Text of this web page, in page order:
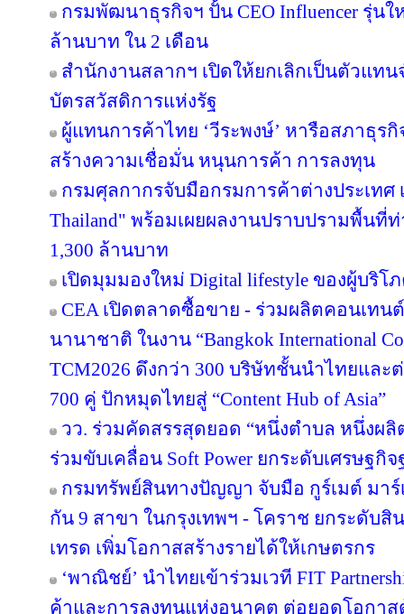
กรมพัฒนาธุรกิจฯ ปั้น CEO Influencer รุ่น
ล้านบาท ใน 2 เดือน
สำนักงานสลากฯ เปิดให้ยกเลิกเป็นตัวแทน
บัตรสวัสดิการแห่งรัฐ
ผู้แทนการค้าไทย ‘วีระพงษ์’ หารือสภาธุรกิ
สร้างความเชื่อมั่น หนุนการค้า การลงทุน
กรมศุลกากรจับมือกรมการค้าต่างประเทศ
Thailand" พร้อมเผยผลงานปราบปรามพื้นที่
1,300 ล้านบาท
เปิดมุมมองใหม่ Digital lifestyle ของผู้บริโ
CEA เปิดตลาดซื้อขาย - ร่วมผลิตคอนเทน
นานาชาติ ในงาน “Bangkok International
TCM2026 ดึงกว่า 300 บริษัทชั้นนำไทยและ
700 คู่ ปักหมุดไทยสู่ “Content Hub of Asia”
วว. ร่วมคัดสรรสุดยอด “หนึ่งตำบล หนึ่งผ
ร่วมขับเคลื่อน Soft Power ยกระดับเศรษฐกิ
กรมทรัพย์สินทางปัญญา จับมือ กูร์เมต์ มา
กัน 9 สาขา ในกรุงเทพฯ - โคราช ยกระดับ
เทรด เพิ่มโอกาสสร้างรายได้ให้เกษตรกร
‘พาณิชย์’ นำไทยเข้าร่วมเวที FIT
ค้าและการลงทุนแห่งอนาคต ต่อยอดโอกา